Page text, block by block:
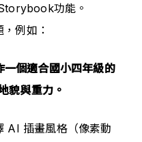
功能。
例如：
一個適合國小四年級的
貌與重力。
AI 插畫風格（像素動